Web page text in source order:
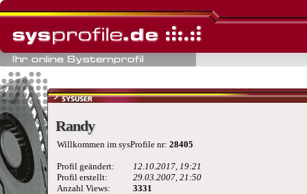
Randy
Randy
Willkommen im sysProfile nr: 28405
Profil geändert:
12.10.2017, 19:21
Profil erstellt:
29.03.2007, 21:50
Anzahl Views:
3331